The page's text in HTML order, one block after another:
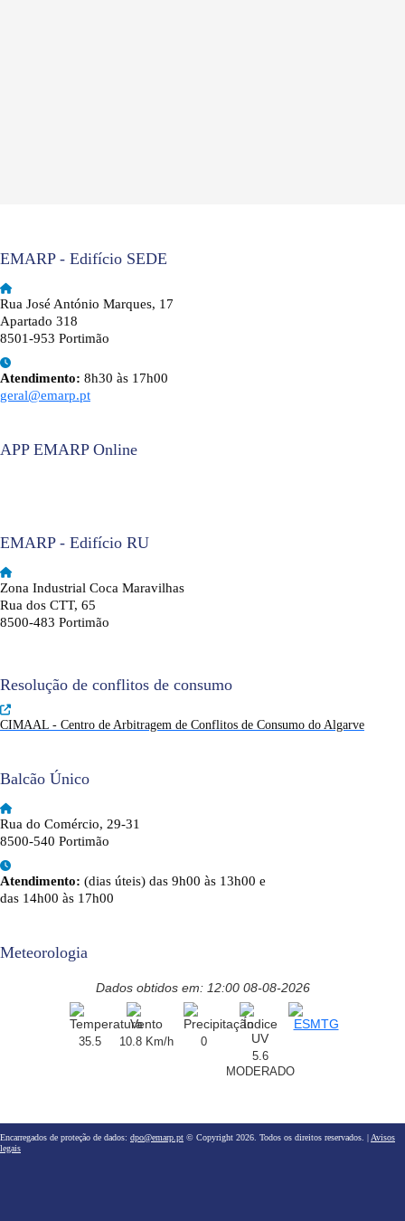
EMARP - Edifício SEDE
Rua José António Marques, 17
Apartado 318
8501-953 Portimão
Atendimento: 8h30 às 17h00
geral@emarp.pt
APP EMARP Online
EMARP - Edifício RU
Zona Industrial Coca Maravilhas
Rua dos CTT, 65
8500-483 Portimão
Resolução de conflitos de consumo
CIMAAL - Centro de Arbitragem de Conflitos de Consumo do Algarve
Balcão Único
Rua do Comércio, 29-31
8500-540 Portimão
Atendimento: (dias úteis) das 9h00 às 13h00 e
das 14h00 às 17h00
Meteorologia
Dados obtidos em: 12:00 08-08-2026
35.5 10.8 Km/h
0
5.6
MODERADO
Encarregados de proteção de dados: dpo@emarp.pt © Copyright 2026. Todos os direitos reservados. | Avisos
legais